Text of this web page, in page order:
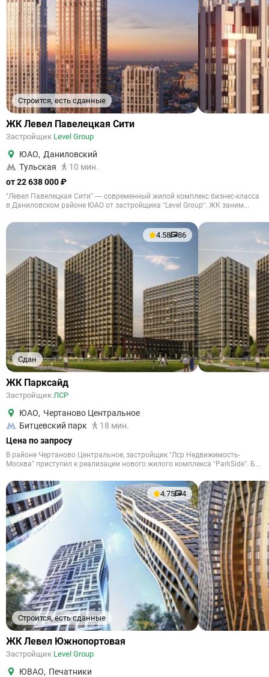
Строится, есть сданные
ЖК Левел Павелецкая Сити
Застройщик Level Group
ЮАО, Даниловский
Тульская
10 мин.
от 22 638 000 ₽
"Левел Павелецкая Сити” — современный жилой комплекс бизнес-класса
в Даниловском районе ЮАО от застройщика “Level Group“. ЖК заним...
Сдан
4.58 86
ЖК Парксайд
Застройщик ЛСР
ЮАО, Чертаново Центральное
Битцевский парк
18 мин.
Цена по запросу
В районе Чертаново Центральное, застройщик “Лср Недвижимость-
Москва” приступил к реализации нового жилого комплекса “ParkSide”. Б...
Строится, есть сданные
4.75 4
ЖК Левел Южнопортовая
Застройщик Level Group
ЮВАО, Печатники